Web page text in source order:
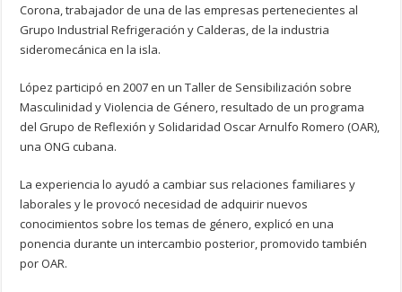
Corona, trabajador de una de las empresas pertenecientes al
Grupo Industrial Refrigeración y Calderas, de la industria
sideromecánica en la isla.
López participó en 2007 en un Taller de Sensibilización sobre
Masculinidad y Violencia de Género, resultado de un programa
del Grupo de Reflexión y Solidaridad Oscar Arnulfo Romero (OAR),
una ONG cubana.
La experiencia lo ayudó a cambiar sus relaciones familiares y
laborales y le provocó necesidad de adquirir nuevos
conocimientos sobre los temas de género, explicó en una
ponencia durante un intercambio posterior, promovido también
por OAR.